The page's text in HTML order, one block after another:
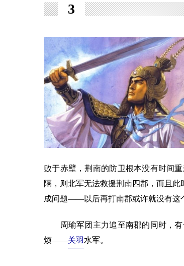
3
败于赤壁，荆南的防卫根本没有时间
隔，则北军无法救援荆南四郡，而且
成问题——以后再打南郡或许就没有这
周瑜军团主力追至南郡的同时，有
烦——关羽 水军。